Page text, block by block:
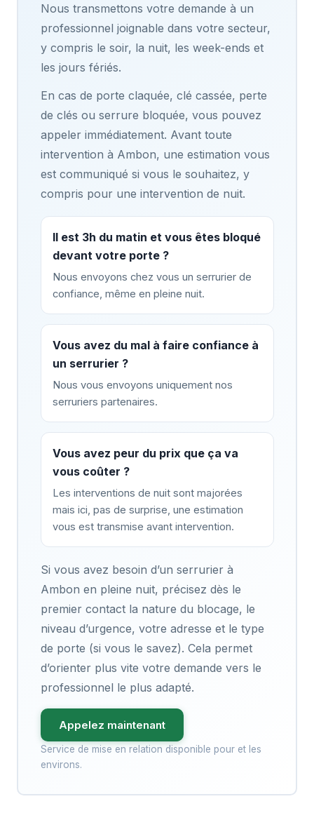
Nous transmettons votre demande à un
professionnel joignable dans votre secteur,
y compris le soir, la nuit, les week-ends et
les jours fériés.
En cas de porte claquée, clé cassée, perte
de clés ou serrure bloquée, vous pouvez
appeler immédiatement. Avant toute
intervention à Ambon, une estimation vous
est communiqué si vous le souhaitez, y
compris pour une intervention de nuit.
Il est 3h du matin et vous êtes bloqué
devant votre porte ?
Nous envoyons chez vous un serrurier de
confiance, même en pleine nuit.
Vous avez du mal à faire confiance à
un serrurier ?
Nous vous envoyons uniquement nos
serruriers partenaires.
Vous avez peur du prix que ça va
vous coûter ?
Les interventions de nuit sont majorées
mais ici, pas de surprise, une estimation
vous est transmise avant intervention.
Si vous avez besoin d’un serrurier à
Ambon en pleine nuit, précisez dès le
premier contact la nature du blocage, le
niveau d’urgence, votre adresse et le type
de porte (si vous le savez). Cela permet
d’orienter plus vite votre demande vers le
professionnel le plus adapté.
Appelez maintenant
Service de mise en relation disponible pour et les
environs.